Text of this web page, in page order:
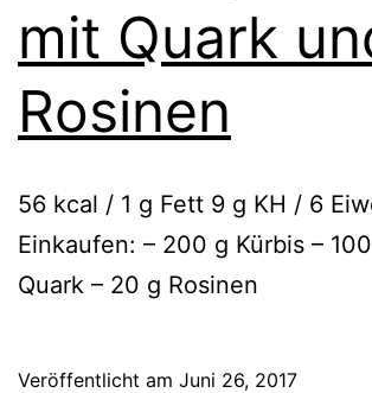
mit Quark
Rosinen
56 kcal / 1 g Fett 9 g KH / 6
Einkaufen: – 200 g Kürbis –
Quark – 20 g Rosinen
Veröffentlicht am Juni 26, 2017